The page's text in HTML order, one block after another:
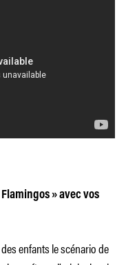
» avec vos
enfants le scénario de